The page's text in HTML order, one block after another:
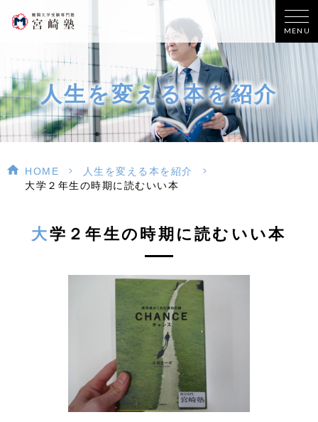
MENU
人生を変える本を紹介
HOME > 人生を変える本を紹介
>
大学２年生の時期に読むいい本
大学２年生の時期に読むいい本